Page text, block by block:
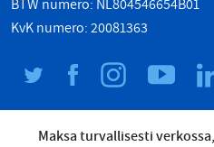
BTW numero: NL804546654B01
KvK numero: 20081363
Maksa turvallisesti